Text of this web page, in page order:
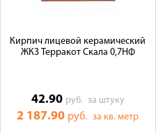
Кирпич лицевой керамический
ЖКЗ Терракот Скала 0,7НФ
42.90 руб. за штуку
2 187.90 руб.за кв. метр